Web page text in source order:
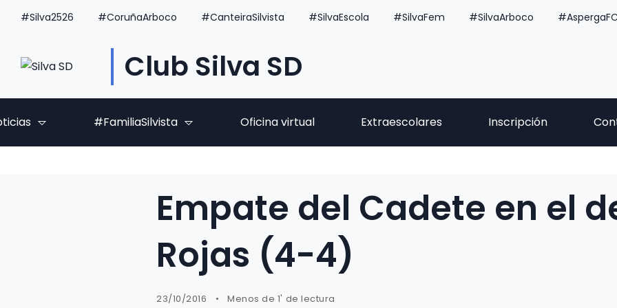
#Silva2526 #CoruñaArboco #CanteiraSilvista #SilvaEscola #SilvaFem #SilvaArboco #AspergaFC
Club Silva SD
#FamiliaSilvista Oficina virtual Extraescolares Inscripción
Empate del Cadete en el
Rojas (4-4)
23/10/2016 Menos de 1' de lectura